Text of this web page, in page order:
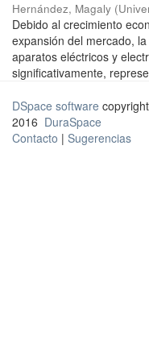
Hernández, Magaly (
Debido al crecimiento
expansión del mercado,
aparatos eléctricos y
significativamente,
DSpace software
2016 DuraSpace
Contacto | Sugerencias